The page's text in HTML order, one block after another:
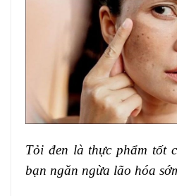
Tỏi đen là thực phẩm tốt
bạn ngăn ngừa lão hóa